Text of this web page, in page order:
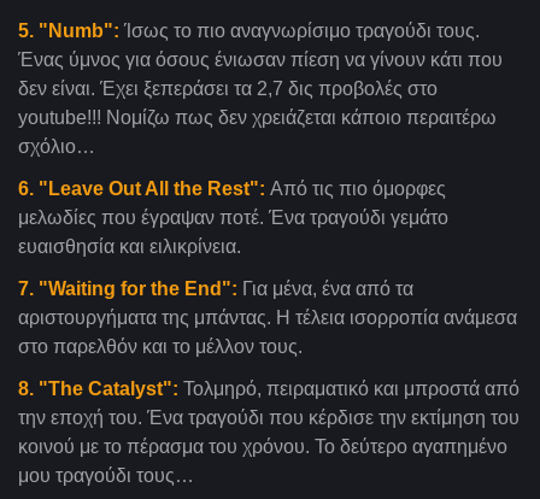
5. "Numb": Ίσως το πιο αναγνωρίσιμο τραγούδι τους.
Ένας ύμνος για όσους ένιωσαν πίεση να γίνουν κάτι που
δεν είναι. Έχει ξεπεράσει τα 2,7 δις προβολές στο
youtube!!! Νομίζω πως δεν χρειάζεται κάποιο περαιτέρω
σχόλιο…
6. "Leave Out All the Rest": Από τις πιο όμορφες
μελωδίες που έγραψαν ποτέ. Ένα τραγούδι γεμάτο
ευαισθησία και ειλικρίνεια.
7. "Waiting for the End": Για μένα, ένα από τα
αριστουργήματα της μπάντας. Η τέλεια ισορροπία ανάμεσα
στο παρελθόν και το μέλλον τους.
8. "The Catalyst": Τολμηρό, πειραματικό και μπροστά από
την εποχή του. Ένα τραγούδι που κέρδισε την εκτίμηση του
κοινού με το πέρασμα του χρόνου. Το δεύτερο αγαπημένο
μου τραγούδι τους…